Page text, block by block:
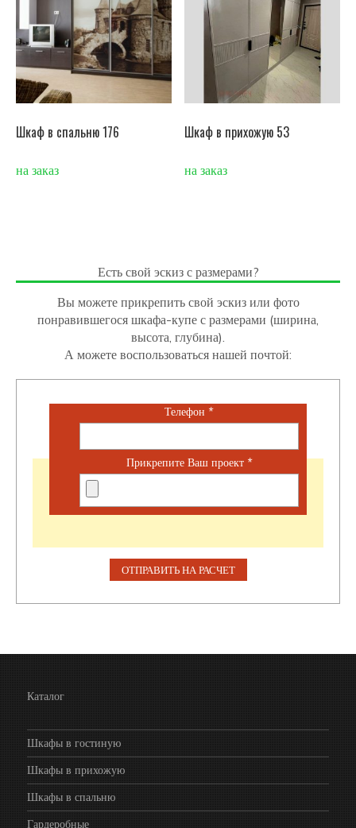
Шкаф в спальню 176
на заказ
Шкаф в прихожую 53
на заказ
Есть свой эскиз с размерами?
Вы можете прикрепить свой эскиз или фото
понравившегося шкафа-купе с размерами (ширина,
высота, глубина).
А можете воспользоваться нашей почтой:
Телефон *
Прикрепите Ваш проект *
Каталог
Шкафы в гостиную
Шкафы в прихожую
Шкафы в спальню
Гардеробные